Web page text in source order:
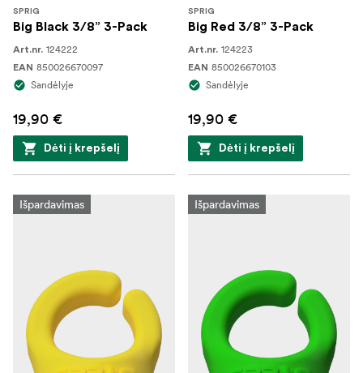
SPRIG
Big Black 3/8” 3-Pack
Art.nr. 124222
EAN 850026670097
Sandėlyje
19,90 €
Dėti į krepšelį
SPRIG
Big Red 3/8” 3-Pack
Art.nr. 124223
EAN 850026670103
Sandėlyje
19,90 €
Dėti į krepšelį
Išpardavimas Išpardavimas